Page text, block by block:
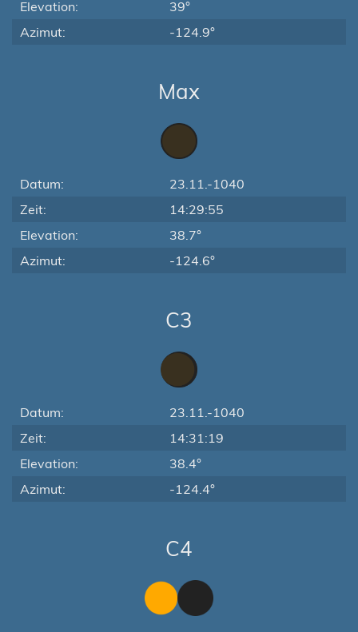
Elevation:
39°
Azimut:
-124.9°
Max
Datum:
23.11.-1040
Zeit:
14:29:55
Elevation:
38.7°
Azimut:
-124.6°
C3
Datum:
23.11.-1040
Zeit:
14:31:19
Elevation:
38.4°
Azimut:
-124.4°
C4